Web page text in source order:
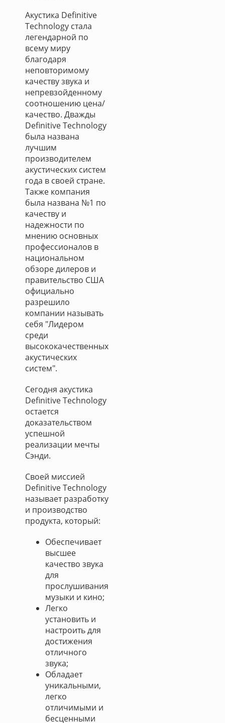
Акустика Definitive
Technology стала
легендарной по
всему миру
благодаря
неповторимому
качеству звука и
непревзойденному
соотношению цена/
качество. Дважды
Definitive Technology
была названа
лучшим
производителем
акустических систем
года в своей стране.
Также компания
была названа №1 по
качеству и
надежности по
мнению основных
профессионалов в
национальном
обзоре дилеров и
правительство США
официально
разрешило
компании называть
себя "Лидером
среди
высококачественных
акустических
систем".
Сегодня акустика
Definitive Technology
остается
доказательством
успешной
реализации мечты
Сэнди.
Своей миссией
Definitive Technology
называет разработку
и производство
продукта, который:
Обеспечивает
высшее
качество звука
для
прослушивания
музыки и кино;
Легко
установить и
настроить для
достижения
отличного
звука;
Обладает
уникальными,
легко
отличимыми и
бесценными